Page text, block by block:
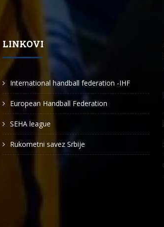
LINKOVI
International handball federation -IHF
European Handball Federation
SEHA league
Rukometni savez Srbije